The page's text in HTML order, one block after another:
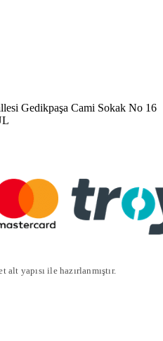
Gedikpaşa Cami Sokak No 16
alt yapısı ile hazırlanmıştır.